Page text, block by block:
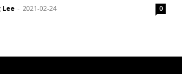
Lee - 2021-02-24 0